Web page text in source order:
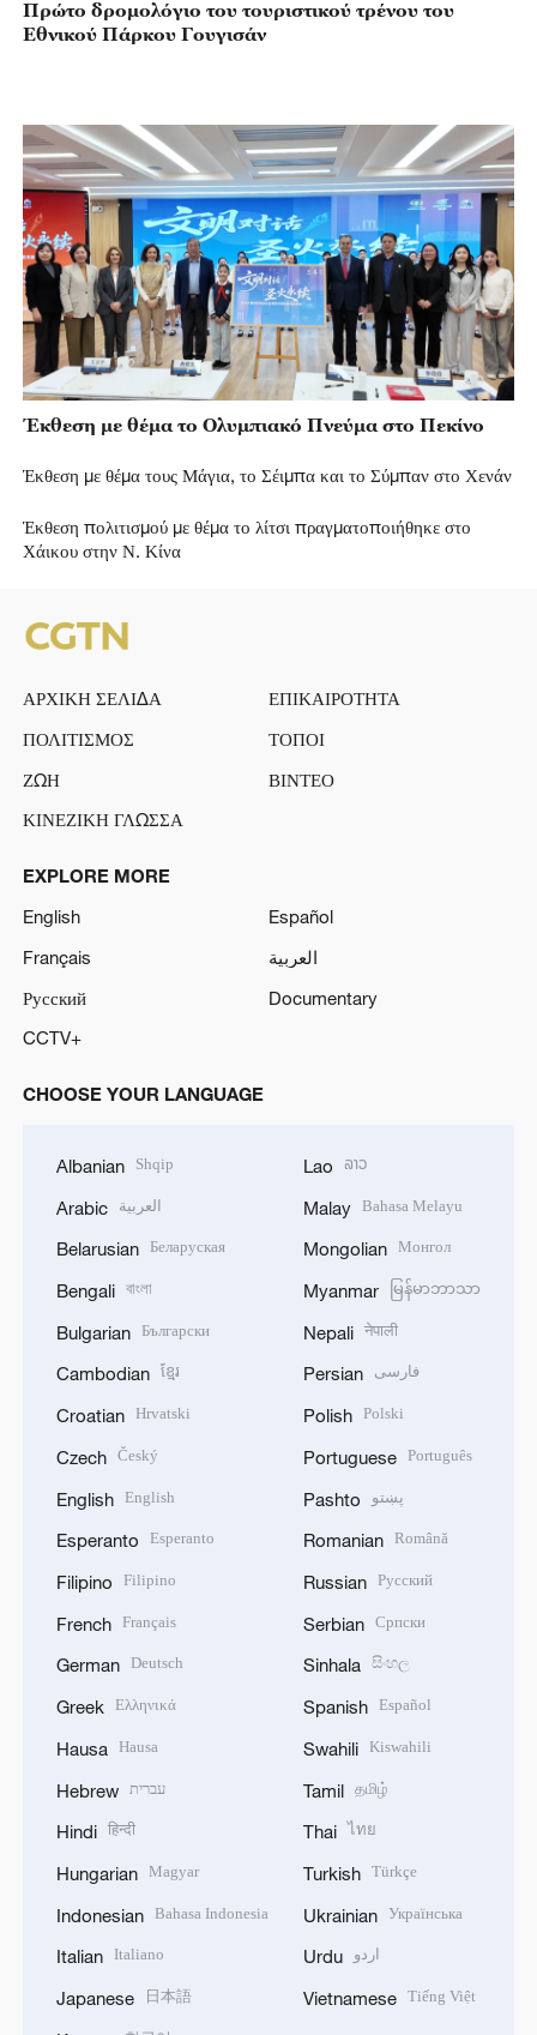
Πρώτο δρομολόγιο του τουριστικού τρένου του
Εθνικού Πάρκου Γουγισάν
Έκθεση με θέμα το Ολυμπιακό Πνεύμα στο Πεκίνο
Έκθεση με θέμα τους Μάγια, το Σέιμπα και το Σύμπαν στο Χενάν
Έκθεση πολιτισμού με θέμα το λίτσι πραγματοποιήθηκε στο
Χάικου στην Ν. Κίνα
ΑΡΧΙΚΗ ΣΕΛΙΔΑ
ΕΠΙΚΑΙΡΟΤΗΤΑ
ΠΟΛΙΤΙΣΜΟΣ
ΤΟΠΟΙ
ΖΩΗ
ΒΙΝΤΕΟ
ΚΙΝΕΖΙΚΗ ΓΛΩΣΣΑ
EXPLORE MORE
English
Español
Français
العربية
Русский
Documentary
CCTV+
CHOOSE YOUR LANGUAGE
Albanian Shqip
Arabic العربية
Belarusian Беларуская
Bengali বাংলা
Bulgarian Български
Cambodian ខ្មែរ
Croatian Hrvatski
Czech Český
English English
Esperanto Esperanto
Filipino Filipino
French Français
German Deutsch
Greek Ελληνικά
Hausa Hausa
Hebrew עברית
Hindi हिन्दी
Hungarian Magyar
Indonesian Bahasa Indonesia
Italian Italiano
Japanese 日本語
Lao ລາວ
Malay Bahasa Melayu
Mongolian Монгол
Myanmar မြန်မာဘာသာ
Nepali नेपाली
Persian فارسی
Polish Polski
Portuguese Português
Pashto پښتو
Romanian Română
Russian Русский
Serbian Српски
Sinhala සිංහල
Spanish Español
Swahili Kiswahili
Tamil தமிழ்
Thai ไทย
Turkish Türkçe
Ukrainian Українська
Urdu اردو
Vietnamese Tiếng Việt